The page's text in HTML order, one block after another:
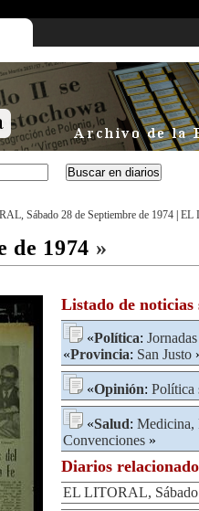
Sábado 28 de Septiembre de 1974 EL
de 1974 »
Listado de noticias
«Política:
«Provincia: San Justo
«Opinión: Política
«Salud: Medicina,
Convenciones »
Diarios
EL LITORAL, Sábado